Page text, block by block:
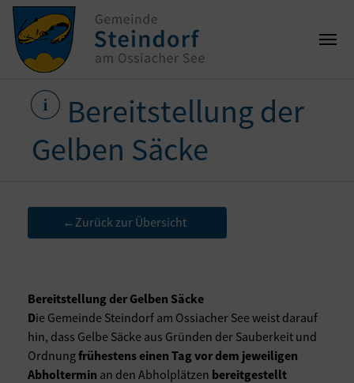
Bereitstellung der
Gelben Säcke
← Zurück zur Übersicht
Bereitstellung der Gelben Säcke
Die Gemeinde Steindorf am Ossiacher See weist darauf
hin, dass Gelbe Säcke aus Gründen der Sauberkeit und
Ordnungfrühestens einen Tag vor dem jeweiligen
Abholtermin an den Abholplätzen bereitgestellt